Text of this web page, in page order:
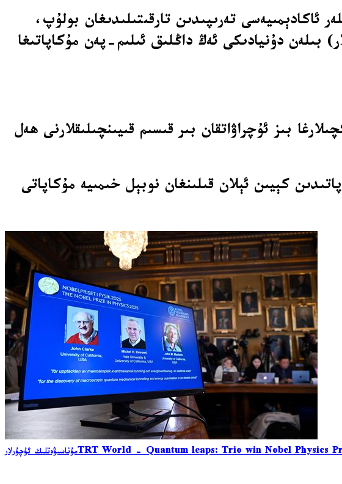
ئاكادېمىيەسى تەرىپىدىن تارقىتىلىدىغان بولۇپ،
مىليون شىۋېتسىيە كرونى (تەخمىنەن 1.2 مىليون دوللار) بىلەن دۇنيادىكى ئەڭ داڭلىق ئىلىم-پەن مۇكاپاتىغا
بىز ئۇچراۋاتقان بىر قىسىم قىيىنچىلىقلارنى ھەل
مۇكاپاتىدىن كېيىن ئېلان قىلىنغان نوبېل خىمىيە مۇكاپاتى
مۇناسىۋەتلىك ئۇچۇرلارTRT World - Quantum leaps: Trio win Nobel Physics